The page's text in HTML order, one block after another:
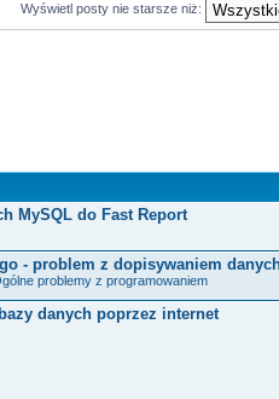
Wyświetl posty nie starsze niż:
MySQL do Fast Report
- problem z dopisywaniem
problemy z programowaniem
danych poprzez internet